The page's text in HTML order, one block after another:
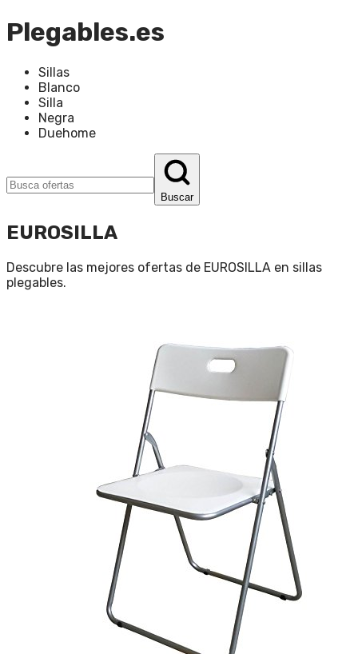
Plegables.es
Sillas
Blanco
Silla
Negra
Duehome
Buscar
EUROSILLA
Descubre las mejores ofertas de EUROSILLA en sillas
plegables.